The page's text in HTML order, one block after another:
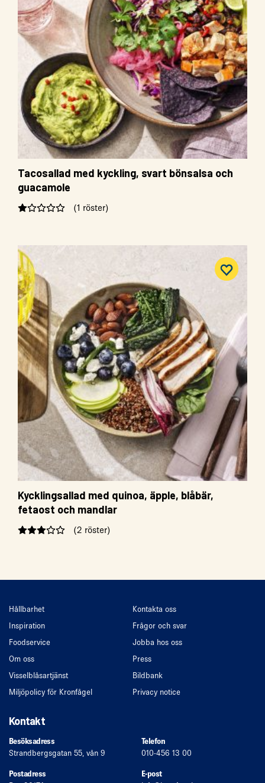
Tacosallad med kyckling, svart bönsalsa och
guacamole
(1 röster)
Kycklingsallad med quinoa, äpple, blåbär,
fetaost och mandlar
(2 röster)
Hållbarhet
Inspiration
Foodservice
Om oss
Visselblåsartjänst
Miljöpolicy för Kronfågel
Kontakta oss
Frågor och svar
Jobba hos oss
Press
Bildbank
Privacy notice
Kontakt
Besöksadress
Strandbergsgatan 55, vån 9
Telefon
010-456 13 00
Postadress
E-post